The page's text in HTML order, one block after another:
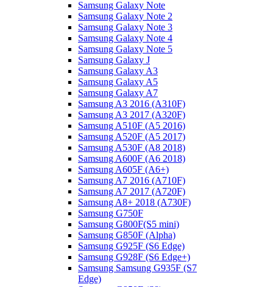
Samsung Galaxy Note
Samsung Galaxy Note 2
Samsung Galaxy Note 3
Samsung Galaxy Note 4
Samsung Galaxy Note 5
Samsung Galaxy J
Samsung Galaxy A3
Samsung Galaxy A5
Samsung Galaxy A7
Samsung A3 2016 (A310F)
Samsung A3 2017 (A320F)
Samsung A510F (A5 2016)
Samsung A520F (A5 2017)
Samsung A530F (A8 2018)
Samsung A600F (A6 2018)
Samsung A605F (A6+)
Samsung A7 2016 (A710F)
Samsung A7 2017 (A720F)
Samsung A8+ 2018 (A730F)
Samsung G750F
Samsung G800F(S5 mini)
Samsung G850F (Alpha)
Samsung G925F (S6 Edge)
Samsung G928F (S6 Edge+)
Samsung Samsung G935F (S7
Edge)